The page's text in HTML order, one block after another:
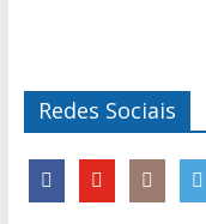
Redes Sociais